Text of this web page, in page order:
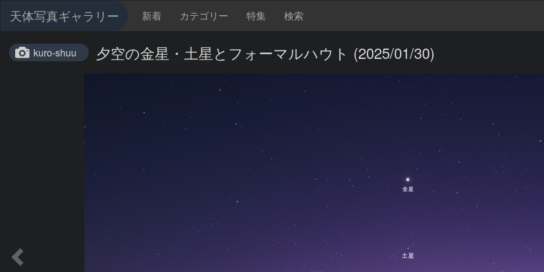
天体写真ギャラリー 新着 カテゴリー 特集 検索
kuro-shuu 夕空の金星・土星とフォーマルハウト (2025/01/30)